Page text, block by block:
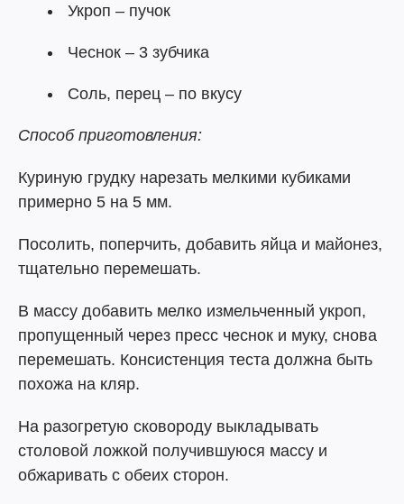
Укроп – пучок
Чеснок – 3 зубчика
Соль, перец – по вкусу
Способ приготовления:
Куриную грудку нарезать мелкими кубиками
примерно 5 на 5 мм.
Посолить, поперчить, добавить яйца и майонез,
тщательно перемешать.
В массу добавить мелко измельченный укроп,
пропущенный через пресс чеснок и муку, снова
перемешать. Консистенция теста должна быть
похожа на кляр.
На разогретую сковороду выкладывать
столовой ложкой получившуюся массу и
обжаривать с обеих сторон.